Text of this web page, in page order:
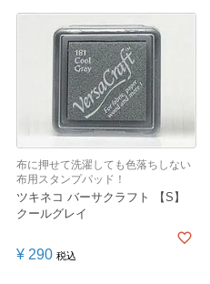
布に押せて洗濯しても色落ちしない
布用スタンプパッド！
ツキネコ バーサクラフト 【S】
クールグレイ
¥ 290 税込